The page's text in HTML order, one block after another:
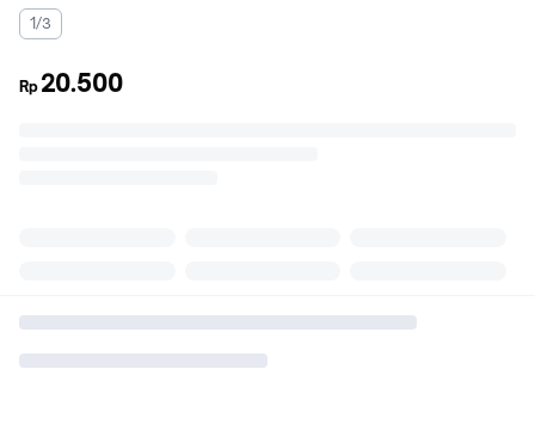
1/3
Rp 20.500